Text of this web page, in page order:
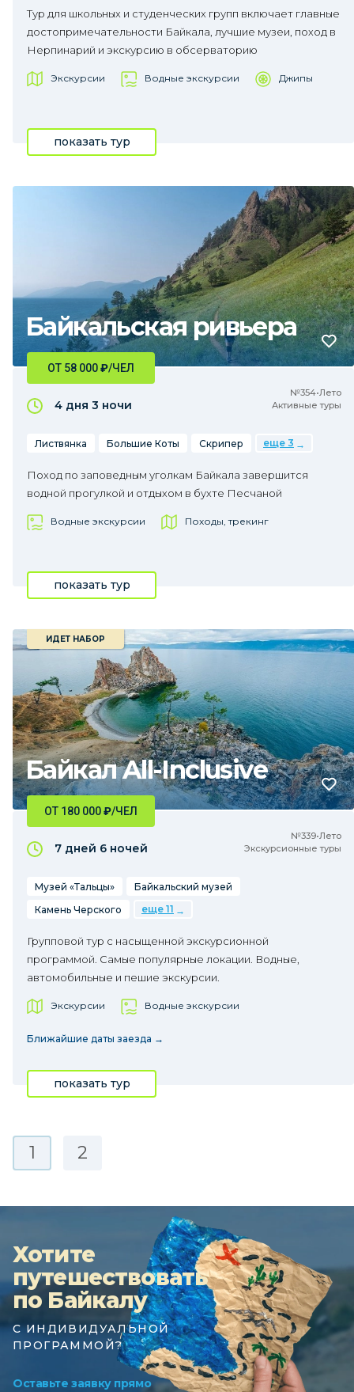
Тур для школьных и студенческих групп включает главные
достопримечательности Байкала, лучшие музеи, поход в
Нерпинарий и экскурсию в обсерваторию
Экскурсии Водные экскурсии Джипы
показать тур
Байкальская ривьера
№354•Лето
Активные туры
ОТ 58 000₽/ЧЕЛ
4 дня 3 ночи
Листвянка Большие Коты Скрипер еще 3
Поход по заповедным уголкам Байкала завершится
водной прогулкой и отдыхом в бухте Песчаной
Водные экскурсии Походы, трекинг
показать тур
Байкал All-Inclusive
ИДЕТ НАБОР
№339•Лето
Экскурсионные туры
ОТ 180 000₽/ЧЕЛ
7 дней 6 ночей
Музей «Тальцы»
Байкальский музей
Камень Черского
еще 11
Групповой тур с насыщенной экскурсионной
программой. Самые популярные локации. Водные,
автомобильные и пешие экскурсии.
Экскурсии Водные экскурсии
Ближайшие даты заезда →
показать тур
1 2
Хотите
путешествовать
по Байкалу
С ИНДИВИДУАЛЬНОЙ
ПРОГРАММОЙ?
Оставьте заявку прямо